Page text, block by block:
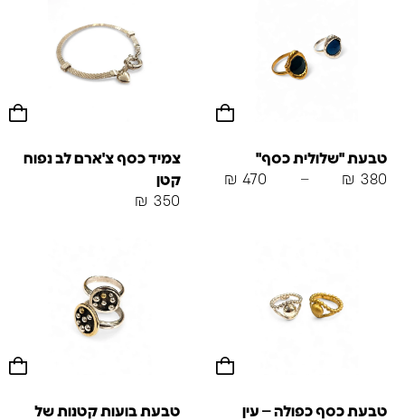
טבעת "שלולית כסף"
₪ 380
–
₪ 470
צמיד כסף צ'ארם לב נפוח
קטן
₪ 350
טבעת כסף כפולה – עין
טבעת בועות קטנות של